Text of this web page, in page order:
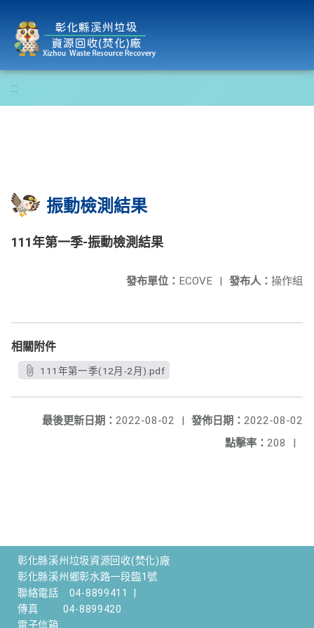
:::
振動檢測結果
111年第一季-振動檢測結果
發布人： 操作組
發布單位： ECOVE |
相關附件
111年第一季(12月-2月).pdf
發佈日期： 2022-08-02
最後更新日期： 2022-08-02
|
點擊率： 208 |
彰化縣溪州垃圾資源回收(焚化)廠
彰化縣溪州鄉彰水路一段臨1號
聯絡電話
04-8899411
傳真
04-8899420
電子信箱